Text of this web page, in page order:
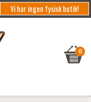
Vi har ingen fysisk butik!